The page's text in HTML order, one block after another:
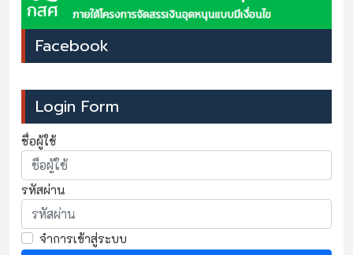
Facebook
Login Form
ชื่อผู้ใช้
รหัสผ่าน
จำการเข้าสู่ระบบ